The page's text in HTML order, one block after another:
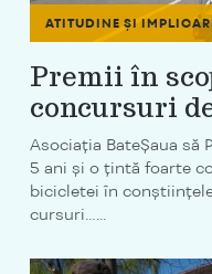
ATITUDINE ȘI
Premii în
concursuri
Asociația BateȘaua să
5 ani și o țintă foarte
bicicletei în
cursuri…...